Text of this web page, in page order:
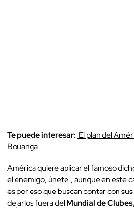
Te puede interesar: El plan del
Bouanga
América quiere aplicar el famoso
el enemigo, únete", aunque en este
es por eso que buscan contar con
dejarlos fuera delMundial de Clubes